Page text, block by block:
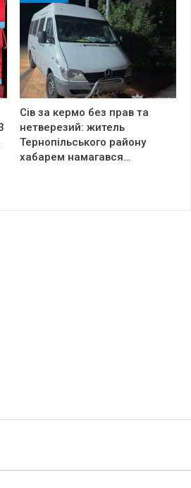
Сів за кермо без прав та
нетверезий: житель
Тернопільського району
хабарем намагався…